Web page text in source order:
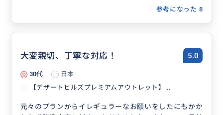
参考になった 8
大変親切、丁寧な対応！ 5.0
30代
日本
【デザートヒルズプレミアムアウトレット】...
元々のプランからイレギュラーなお願いをしたにもかか